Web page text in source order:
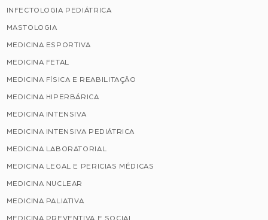
INFECTOLOGIA PEDIÁTRICA
MASTOLOGIA
MEDICINA ESPORTIVA
MEDICINA FETAL
MEDICINA FÍSICA E REABILITAÇÃO
MEDICINA HIPERBÁRICA
MEDICINA INTENSIVA
MEDICINA INTENSIVA PEDIÁTRICA
MEDICINA LABORATORIAL
MEDICINA LEGAL E PERICIAS MÉDICAS
MEDICINA NUCLEAR
MEDICINA PALIATIVA
MEDICINA PREVENTIVA E SOCIAL